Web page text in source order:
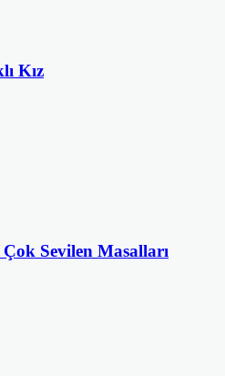
Kız
Sevilen Masalları